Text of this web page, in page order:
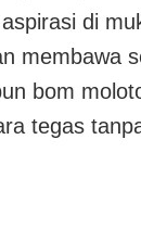
di
membawa
bom
tegas